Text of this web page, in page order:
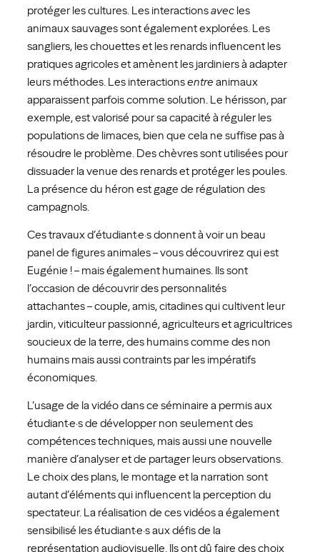
protéger les cultures. Les interactionsavec les
animaux sauvages sont également explorées. Les
sangliers, les chouettes et les renards influencent les
pratiques agricoles et amènent les jardiniers à adapter
leurs méthodes. Les interactionsentre animaux
apparaissent parfois comme solution. Le hérisson, par
exemple, est valorisé pour sa capacité à réguler les
populations de limaces, bien que cela ne suffise pas à
résoudre le problème. Des chèvres sont utilisées pour
dissuader la venue des renards et protéger les poules.
La présence du héron est gage de régulation des
campagnols.
Ces travaux d’étudiant·e·s donnent à voir un beau
panel de figures animales – vous découvrirez qui est
Eugénie ! – mais également humaines. Ils sont
l’occasion de découvrir des personnalités
attachantes – couple, amis, citadines qui cultivent leur
jardin, viticulteur passionné, agriculteurs et agricultrices
soucieux de la terre, des humains comme des non
humains mais aussi contraints par les impératifs
économiques.
L’usage de la vidéo dans ce séminaire a permis aux
étudiant·e·s de développer non seulement des
compétences techniques, mais aussi une nouvelle
manière d’analyser et de partager leurs observations.
Le choix des plans, le montage et la narration sont
autant d’éléments qui influencent la perception du
spectateur. La réalisation de ces vidéos a également
sensibilisé les étudiant·e·s aux défis de la
représentation audiovisuelle. Ils ont dû faire des choix